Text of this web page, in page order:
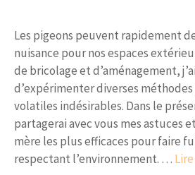
Les pigeons peuvent rapidement
nuisance pour nos espaces
de bricolage et d’aménagement,
d’expérimenter diverses
volatiles indésirables. Dans le
partagerai avec vous mes astuces
mère les plus efficaces pour faire
respectant l’environnement. …